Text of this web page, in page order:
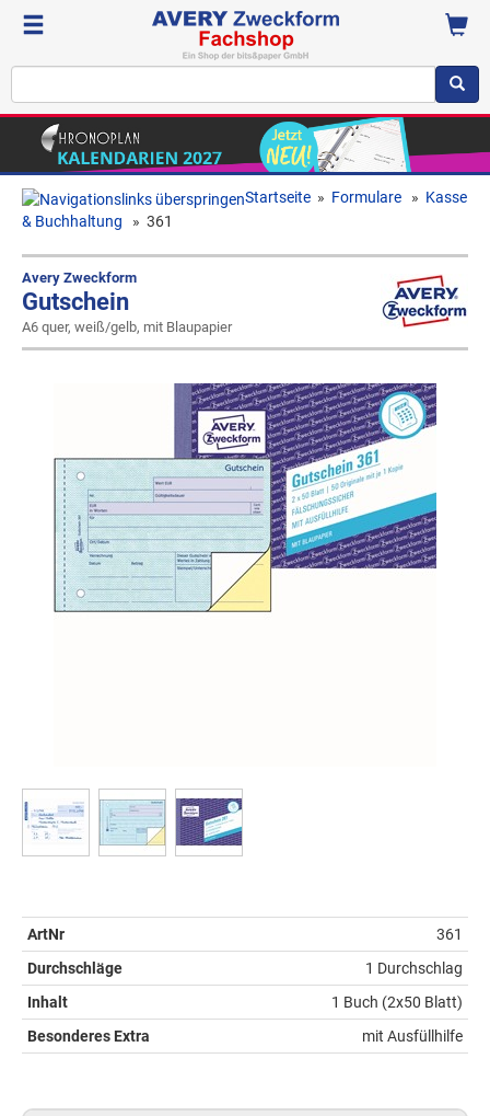
Startseite » Formulare » Kasse
& Buchhaltung
» 361
Avery Zweckform
Gutschein
A6 quer, weiß/gelb, mit Blaupapier
ArtNr
361
Durchschläge
1 Durchschlag
Inhalt
1 Buch (2x50 Blatt)
Besonderes Extra
mit Ausfüllhilfe